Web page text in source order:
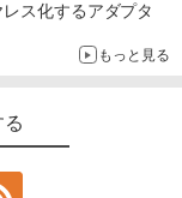
ス化するアダプタ
もっと見る